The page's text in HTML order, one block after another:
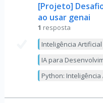
[Projeto]
ao usar genai
1 resposta
Inteligência Artificial
IA para
Python: